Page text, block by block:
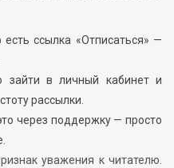
ссылка «Отписаться» —
зайти в личный кабинет и
рассылки.
через поддержку — просто
уважения к читателю.